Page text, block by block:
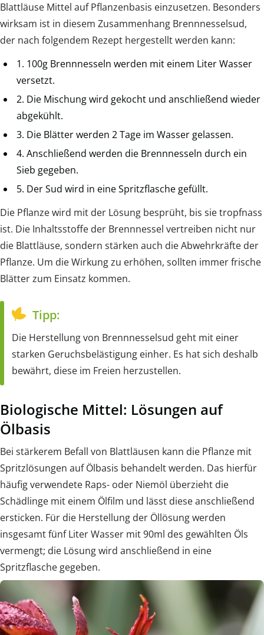
Blattläuse Mittel auf Pflanzenbasis einzusetzen. Besonders
wirksam ist in diesem Zusammenhang Brennnesselsud,
der nach folgendem Rezept hergestellt werden kann:
1. 100g Brennnesseln werden mit einem Liter Wasser
versetzt.
2. Die Mischung wird gekocht und anschließend wieder
abgekühlt.
3. Die Blätter werden 2 Tage im Wasser gelassen.
4. Anschließend werden die Brennnesseln durch ein
Sieb gegeben.
5. Der Sud wird in eine Spritzflasche gefüllt.
Die Pflanze wird mit der Lösung besprüht, bis sie tropfnass
ist. Die Inhaltsstoffe der Brennnessel vertreiben nicht nur
die Blattläuse, sondern stärken auch die Abwehrkräfte der
Pflanze. Um die Wirkung zu erhöhen, sollten immer frische
Blätter zum Einsatz kommen.
Tipp:
Die Herstellung von Brennnesselsud geht mit einer
starken Geruchsbelästigung einher. Es hat sich deshalb
bewährt, diese im Freien herzustellen.
Biologische Mittel: Lösungen auf
Ölbasis
Bei stärkerem Befall von Blattläusen kann die Pflanze mit
Spritzlösungen auf Ölbasis behandelt werden. Das hierfür
häufig verwendete Raps- oder Niemöl überzieht die
Schädlinge mit einem Ölfilm und lässt diese anschließend
ersticken. Für die Herstellung der Öllösung werden
insgesamt fünf Liter Wasser mit 90ml des gewählten Öls
vermengt; die Lösung wird anschließend in eine
Spritzflasche gegeben.